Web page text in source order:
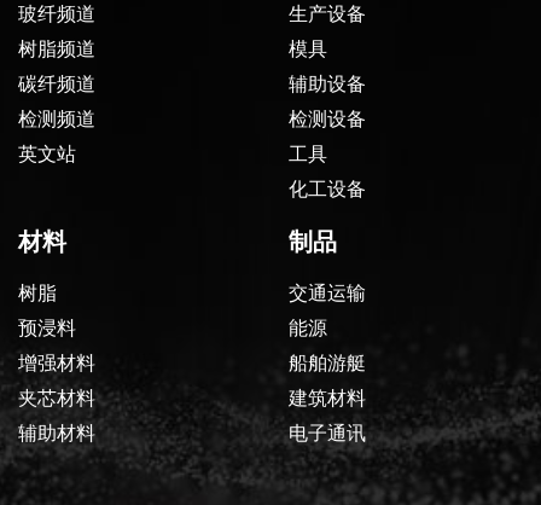
玻纤频道
树脂频道
碳纤频道
检测频道
英文站
生产设备
模具
辅助设备
检测设备
工具
化工设备
材料
树脂
预浸料
增强材料
夹芯材料
辅助材料
制品
交通运输
能源
船舶游艇
建筑材料
电子通讯